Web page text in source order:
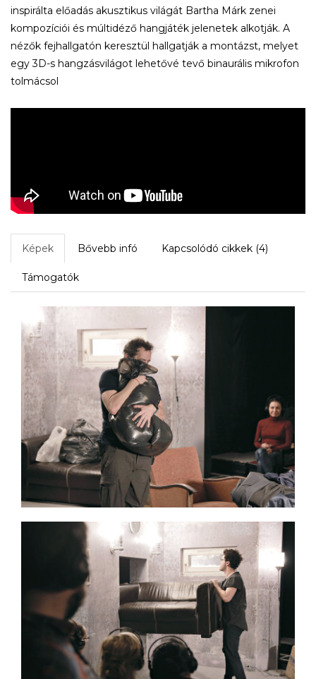
inspirálta előadás akusztikus világát Bartha Márk zenei
kompozíciói és múltidéző hangjáték jelenetek alkotják. A
nézők fejhallgatón keresztül hallgatják a montázst, melyet
egy 3D-s hangzásvilágot lehetővé tevő binaurális mikrofon
tolmácsol
Képek Bővebb infó Kapcsolódó cikkek (4)
Támogatók